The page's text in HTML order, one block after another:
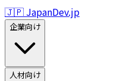
🇯🇵 JapanDev.jp
企業向け
人材向け